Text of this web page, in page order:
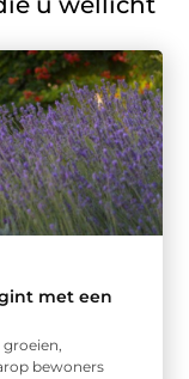
met een
bewoners